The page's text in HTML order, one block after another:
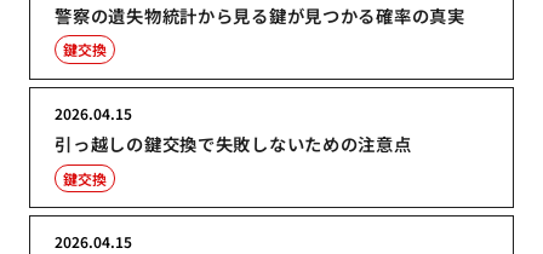
警察の遺失物統計から見る鍵が見つかる確率の真実
鍵交換
引っ越しの鍵交換で失敗しないための注意点
2026.04.15
鍵交換
2026.04.15